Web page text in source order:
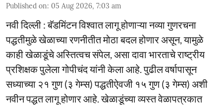
Published on: 05 Aug 2026, 7:03 am
नवी दिल्ली : बॅडमिंटन विश्वात लागू होणाऱ्या नव्या गुणरचना
पद्धतीमुळे खेळाच्या रणनीतीत मोठा बदल होणार असून, यामुळे
काही खेळाडूंचे अस्तित्वच संपेल, असा दावा भारताचे राष्ट्रीय
प्रशिक्षक पुलेला गोपीचंद यांनी केला आहे. पुढील वर्षापासून
सध्याच्या २१ गुण (३ गेम्स) पद्धतीऐवजी १५ गुण (३ गेम्स) अशी
नवीन पद्धत लागू होणार आहे. खेळाडूंच्या व्यस्त वेळापत्रकात